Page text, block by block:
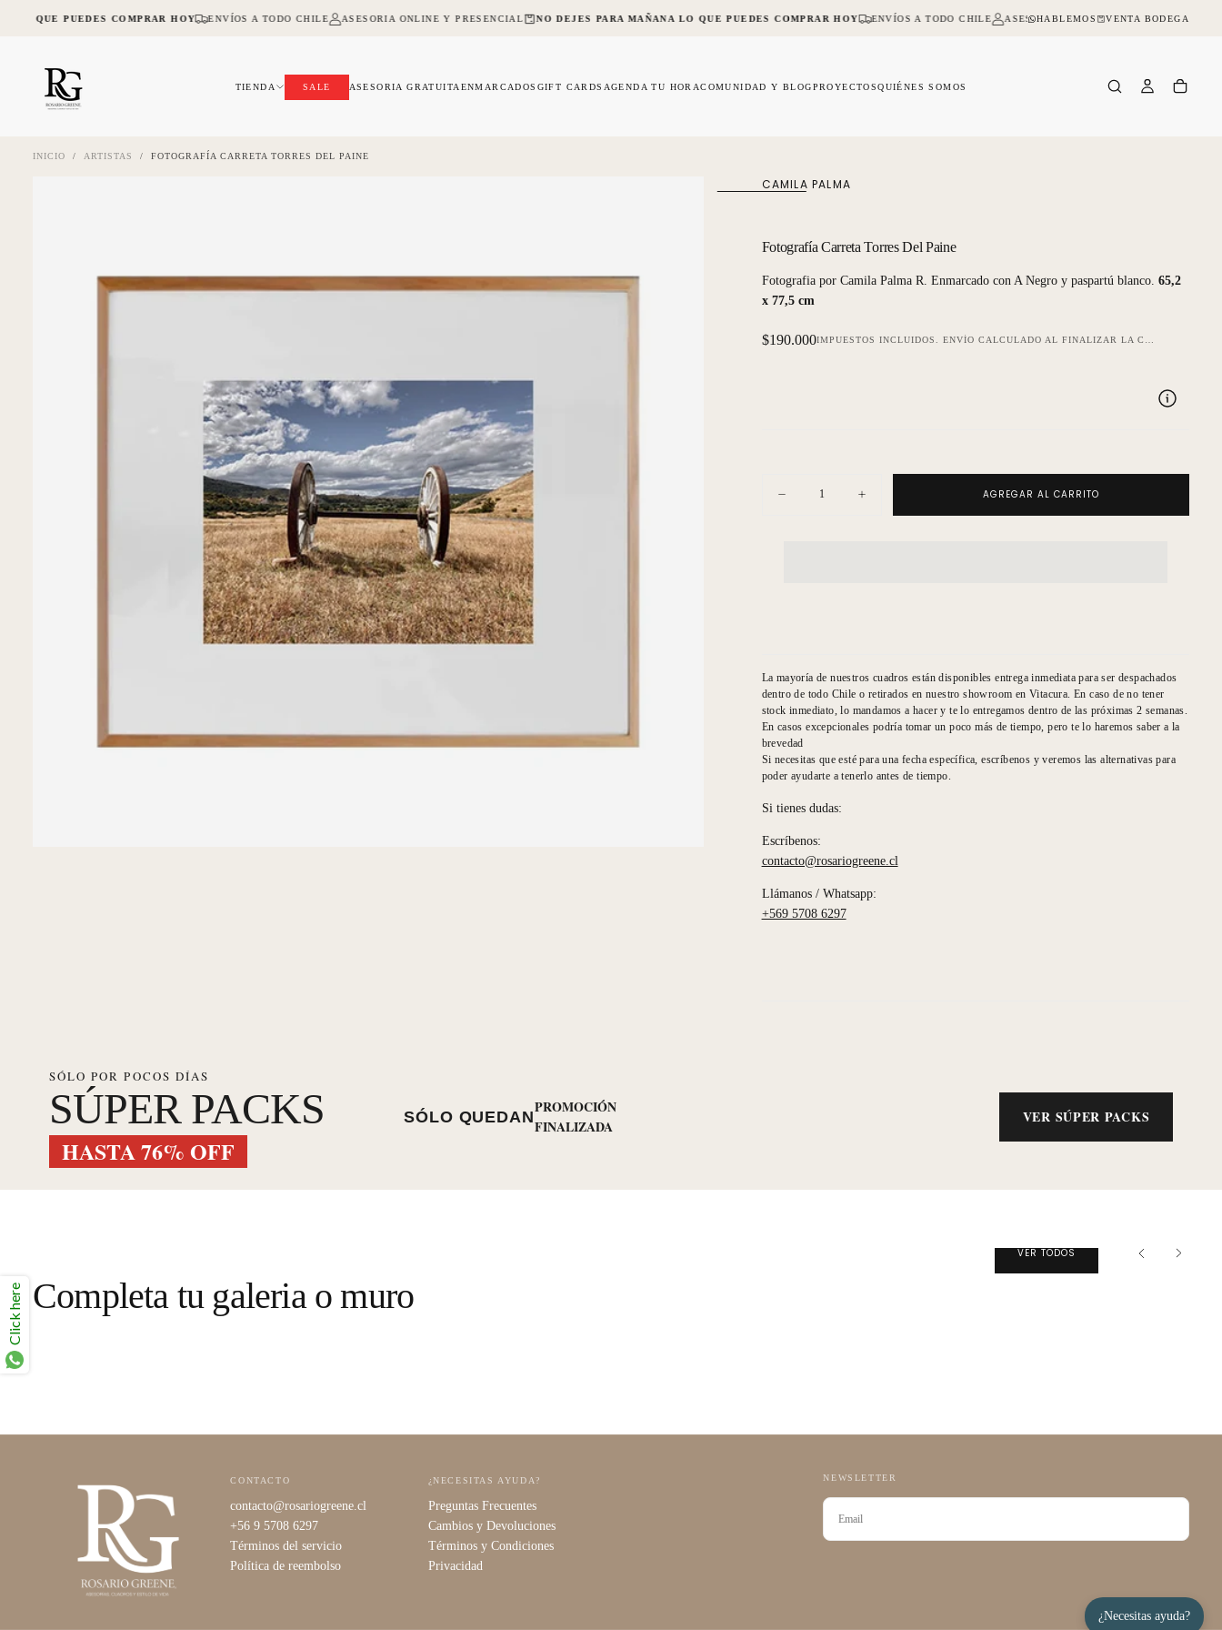
¿Necesitas ayuda?
SALTAR
LO QUE PUEDES COMPRAR HOY ENVÍOS A TODO CHILE ASESORIA ONLINE Y PRESENCIAL NO DEJES PARA MAÑANA LO QUE PUEDES COMPRAR HOY ENVÍOS A TODO CHILE ASESORIA ONLINE Y PRESENCIAL
HABLEMOS VENTA BODEGA
TIENDA SALE ASESORIA GRATUITA ENMARCADOS GIFT CARDS AGENDA TU HORACOMUNIDAD Y BLOGPROYECTOSQUIÉNES SOMOS
INICIO / ARTISTAS / FOTOGRAFÍA CARRETA TORRES DEL PAINE
CAMILA PALMA
Fotografía Carreta Torres Del Paine
Fotografia por Camila Palma R. Enmarcado con A Negro y paspartú blanco. 65,2
x 77,5 cm
Precio
$190.000IMPUESTOS INCLUIDOS. ENVÍO CALCULADO AL FINALIZAR LA COMPRA.
Disminuir
Aumentar
cantidad
AGREGAR AL CARRITO
La mayoría de nuestros cuadros están disponibles entrega inmediata para ser despachados
dentro de todo Chile o retirados en nuestro showroom en Vitacura. En caso de no tener
stock inmediato, lo mandamos a hacer y te lo entregamos dentro de las próximas 2 semanas.
En casos excepcionales podría tomar un poco más de tiempo, pero te lo haremos saber a la
brevedad
Si necesitas que esté para una fecha específica, escríbenos y veremos las alternativas para
poder ayudarte a tenerlo antes de tiempo.
Si tienes dudas:
Escríbenos:
contacto@rosariogreene.cl
Llámanos / Whatsapp:
+569 5708 6297
SÓLO POR POCOS DÍAS
SÚPER PACKS
HASTA 76% OFF
SÓLO QUEDAN
PROMOCIÓN
FINALIZADA
VER SÚPER PACKS
Completa tu galeria o muro
VER TODOS
CONTACTO
contacto@rosariogreene.cl
+56 9 5708 6297
Términos del servicio
Política de reembolso
¿NECESITAS AYUDA?
Preguntas Frecuentes
Cambios y Devoluciones
Términos y Condiciones
Privacidad
NEWSLETTER
CORREO
ELECTRÓNICO
Click here